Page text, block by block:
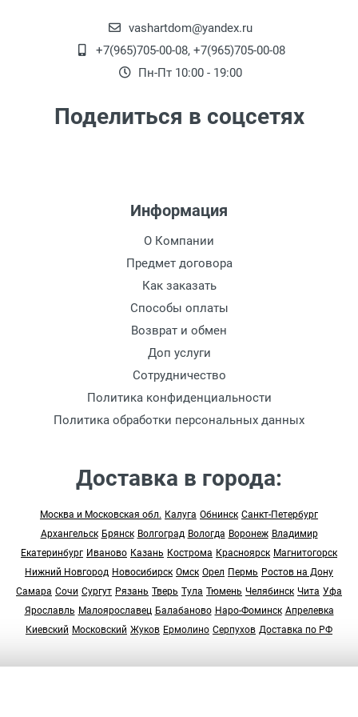
менее 7000 рублей. -300 рублей
Доставка до терминала Транспортной
Подъем светильников
Подъем 100 рублей этаж (включая первый).
vashartdom@yandex.ru
+7(965)705-00-08, +7(965)705-00-08
Пн-Пт 10:00 - 19:00
Поделиться в соцсетях
Информация
О Компании
Предмет договора
Как заказать
Способы оплаты
Возврат и обмен
Доп услуги
Сотрудничество
Политика конфиденциальности
Политика обработки персональных данных
Доставка в города:
Москва и Московская обл. Калуга Обнинск Санкт-Петербург
Архангельск Брянск Волгоград Вологда Воронеж Владимир
Екатеринбург Иваново Казань Кострома Красноярск Магнитогорск
Нижний Новгород Новосибирск Омск Орел Пермь Ростов на Дону
Самара Сочи Сургут Рязань Тверь Тула Тюмень Челябинск Чита Уфа
Ярославль Малоярославец Балабаново Наро-Фоминск Апрелевка
Киевский Московский Жуков Ермолино Серпухов Доставка по РФ